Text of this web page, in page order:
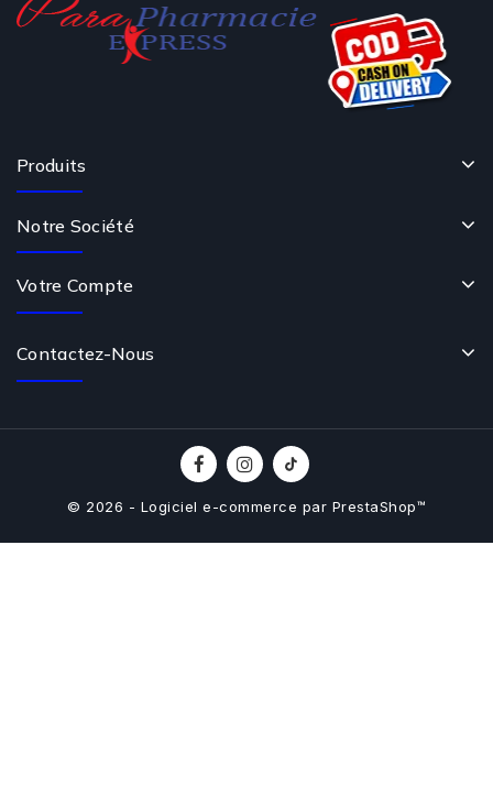
Produits
Notre Société
Votre Compte
Contactez-Nous
© 2026 - Logiciel e-commerce par PrestaShop™